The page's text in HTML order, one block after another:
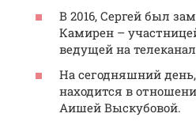
В 2016, Сергей был
Камирен –
ведущей на
На сегодняшний
находится в
Аишей Выскубовой.